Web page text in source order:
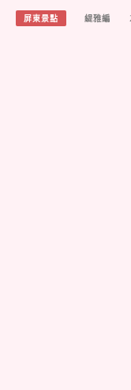
屏東景點 緹雅編